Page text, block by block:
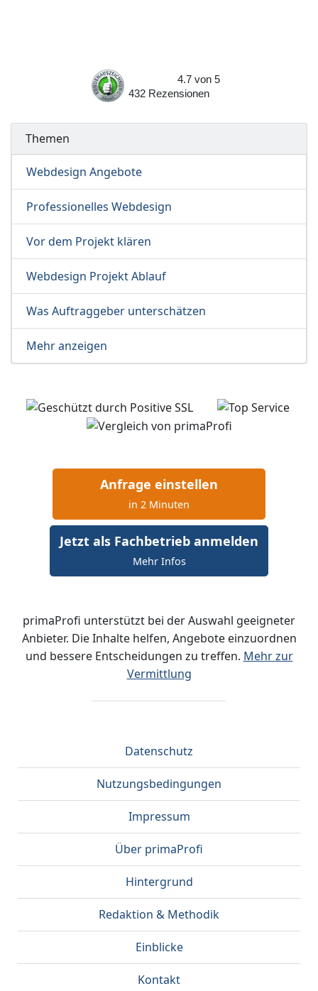
4.7 von 5
432
Rezensionen
Themen
Webdesign Angebote
Professionelles Webdesign
Vor dem Projekt klären
Webdesign Projekt Ablauf
Was Auftraggeber unterschätzen
Mehr anzeigen
Anfrage einstellen
in 2 Minuten
Jetzt als Fachbetrieb anmelden
Mehr Infos
primaProfi unterstützt bei der Auswahl geeigneter
Anbieter. Die Inhalte helfen, Angebote einzuordnen
und bessere Entscheidungen zu treffen. Mehr zur
Vermittlung
Datenschutz
Nutzungsbedingungen
Impressum
Über primaProfi
Hintergrund
Redaktion & Methodik
Einblicke
Kontakt